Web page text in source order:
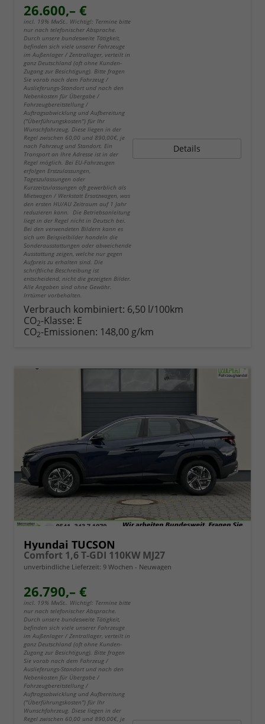
26.600,– €
incl. 19% MwSt.. Wichtig!: Termine bitte
nur nach telefonischer Absprache.
Durch unsere bundesweite Tätigkeit,
befinden sich viele unserer Fahrzeuge
im Außenlager / Zentrallager, verteilt in
ganz Deutschland (oft ohne Kunden-
Zugang zur Besichtigung). Bitte fragen
Sie vorab nach dem Fahrzeug /
Auslieferungs-Standort und nach den
Nebenkosten für Übergabe /
Fahrzeugbereitstellung /
Auftragsabwicklung und Aufbereitung
("Überführungskosten") für Ihr
Wunschfahrzeug. Diese liegen in der
Regel zwischen 60,00 und 890,00€, je
nach Fahrzeug und Standort. Ein
Transport an Ihre Adresse ist in der
Regel möglich. Bei EU-Fahrzeugen
erfolgen Erstzulassungen,
Tageszulassungen oder
Kurzzeitzulassungen oft gewerblich als
Mietwagen / Werkstatt Ersatzwagen, was
den ersten HU/AU Zeitraum auf 1 Jahr
reduzieren kann. Die Betriebsanleitung
liegt in der Regel nicht in Deutsch bei.
Bei den verwendeten Bildern kann es
sich um Beispielbilder handeln die
Sonderausstattungen oder abweichende
Ausstattung zeigen, welche nur gegen
Aufpreis zu erhalten sind. Die
schriftliche Beschreibung ist
entscheidend, nicht die gezeigten Bilder.
Alle Angaben sind ohne Gewähr.
Irrtümer vorbehalten.
Details
Verbrauch kombiniert: 6,50 l/100km
CO2-Klasse: E
CO2-Emissionen: 148,00 g/km
Hyundai TUCSON
Comfort 1,6 T-GDI 110KW MJ27
unverbindliche Lieferzeit: 9 Wochen Neuwagen
26.790,– €
incl. 19% MwSt.. Wichtig!: Termine bitte
nur nach telefonischer Absprache.
Durch unsere bundesweite Tätigkeit,
befinden sich viele unserer Fahrzeuge
im Außenlager / Zentrallager, verteilt in
ganz Deutschland (oft ohne Kunden-
Zugang zur Besichtigung). Bitte fragen
Sie vorab nach dem Fahrzeug /
Auslieferungs-Standort und nach den
Nebenkosten für Übergabe /
Fahrzeugbereitstellung /
Auftragsabwicklung und Aufbereitung
("Überführungskosten") für Ihr
Wunschfahrzeug. Diese liegen in der
Regel zwischen 60,00 und 890,00€, je